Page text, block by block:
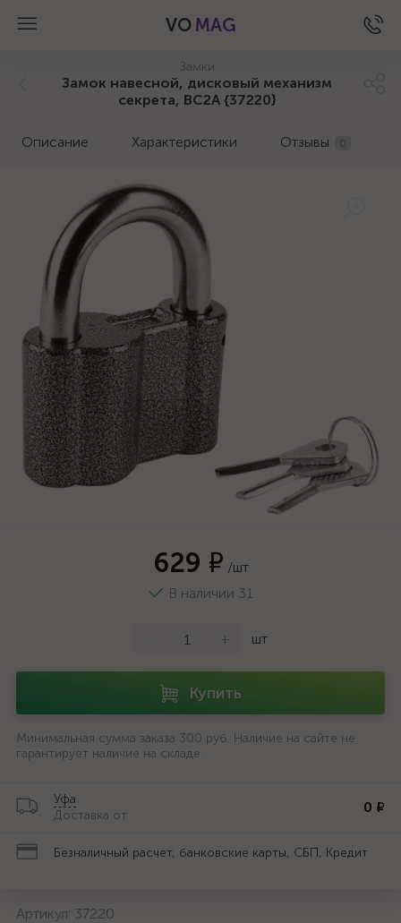
VO MAG
Замки
Замок навесной, дисковый механизм
секрета, ВС2А {37220}
Описание Характеристики Отзывы 0
629 ₽ /шт
В наличии 31
+ шт
Купить
Минимальная сумма заказа 300 руб. Наличие на сайте не
гарантирует наличие на складе.
Уфа
Доставка от
0 ₽
Безналичный расчет, банковские карты, СБП, Кредит
Артикул: 37220